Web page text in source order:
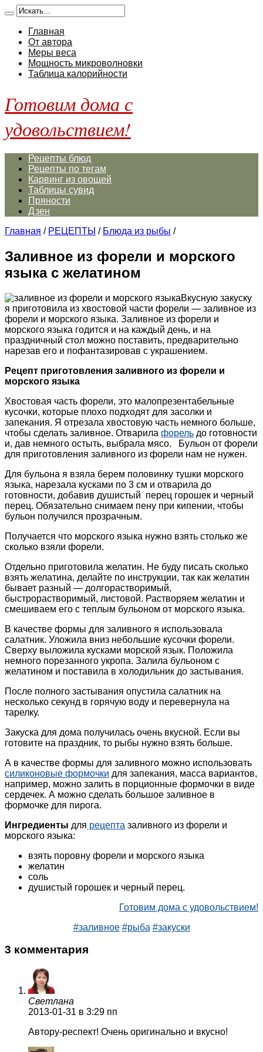
Главная
От автора
Меры веса
Мощность микроволновки
Таблица калорийности
Готовим дома с
удовольствием!
Рецепты блюд
Рецепты по тегам
Карвинг из овощей
Таблицы сувид
Пряности
Дзен
Главная / РЕЦЕПТЫ / Блюда из рыбы /
Заливное из форели и морского
языка с желатином
Вкусную закуску
я приготовила из хвостовой части форели — заливное из
форели и морского языка. Заливное из форели и
морского языка годится и на каждый день, и на
праздничный стол можно поставить, предварительно
нарезав его и пофантазировав с украшением.
Рецепт приготовления заливного из форели и
морского языка
Хвостовая часть форели, это малопрезентабельные
кусочки, которые плохо подходят для засолки и
запекания. Я отрезала хвостовую часть немного больше,
чтобы сделать заливное. Отварила форель до готовности
и, дав немного остыть, выбрала мясо. Бульон от форели
для приготовления заливного из форели нам не нужен.
Для бульона я взяла берем половинку тушки морского
языка, нарезала кусками по 3 см и отварила до
готовности, добавив душистый перец горошек и черный
перец. Обязательно снимаем пену при кипении, чтобы
бульон получился прозрачным.
Получается что морского языка нужно взять столько же
сколько взяли форели.
Отдельно приготовила желатин. Не буду писать сколько
взять желатина, делайте по инструкции, так как желатин
бывает разный — долгорастворимый,
быстрорастворимый, листовой. Растворяем желатин и
смешиваем его с теплым бульоном от морского языка.
В качестве формы для заливного я использовала
салатник. Уложила вниз небольшие кусочки форели.
Сверху выложила кусками морской язык. Положила
немного порезанного укропа. Залила бульоном с
желатином и поставила в холодильник до застывания.
После полного застывания опустила салатник на
несколько секунд в горячую воду и перевернула на
тарелку.
Закуска для дома получилась очень вкусной. Если вы
готовите на праздник, то рыбы нужно взять больше.
А в качестве формы для заливного можно использовать
силиконовые формочки для запекания, масса вариантов,
например, можно залить в порционные формочки в виде
сердечек. А можно сделать большое заливное в
формочке для пирога.
Ингредиенты для рецепта заливного из форели и
морского языка:
взять поровну форели и морского языка
желатин
соль
душистый горошек и черный перец.
Готовим дома с удовольствием!
#заливное #рыба #закуски
3 комментария
Светлана
2013-01-31 в 3:29 пп
Автору-респект! Очень оригинально и вкусно!